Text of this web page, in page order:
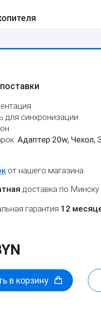
для синхронизации
Адаптер 20w, Чехол,
от нашего магазина
доставка по Минску
гарантия 12
в корзину